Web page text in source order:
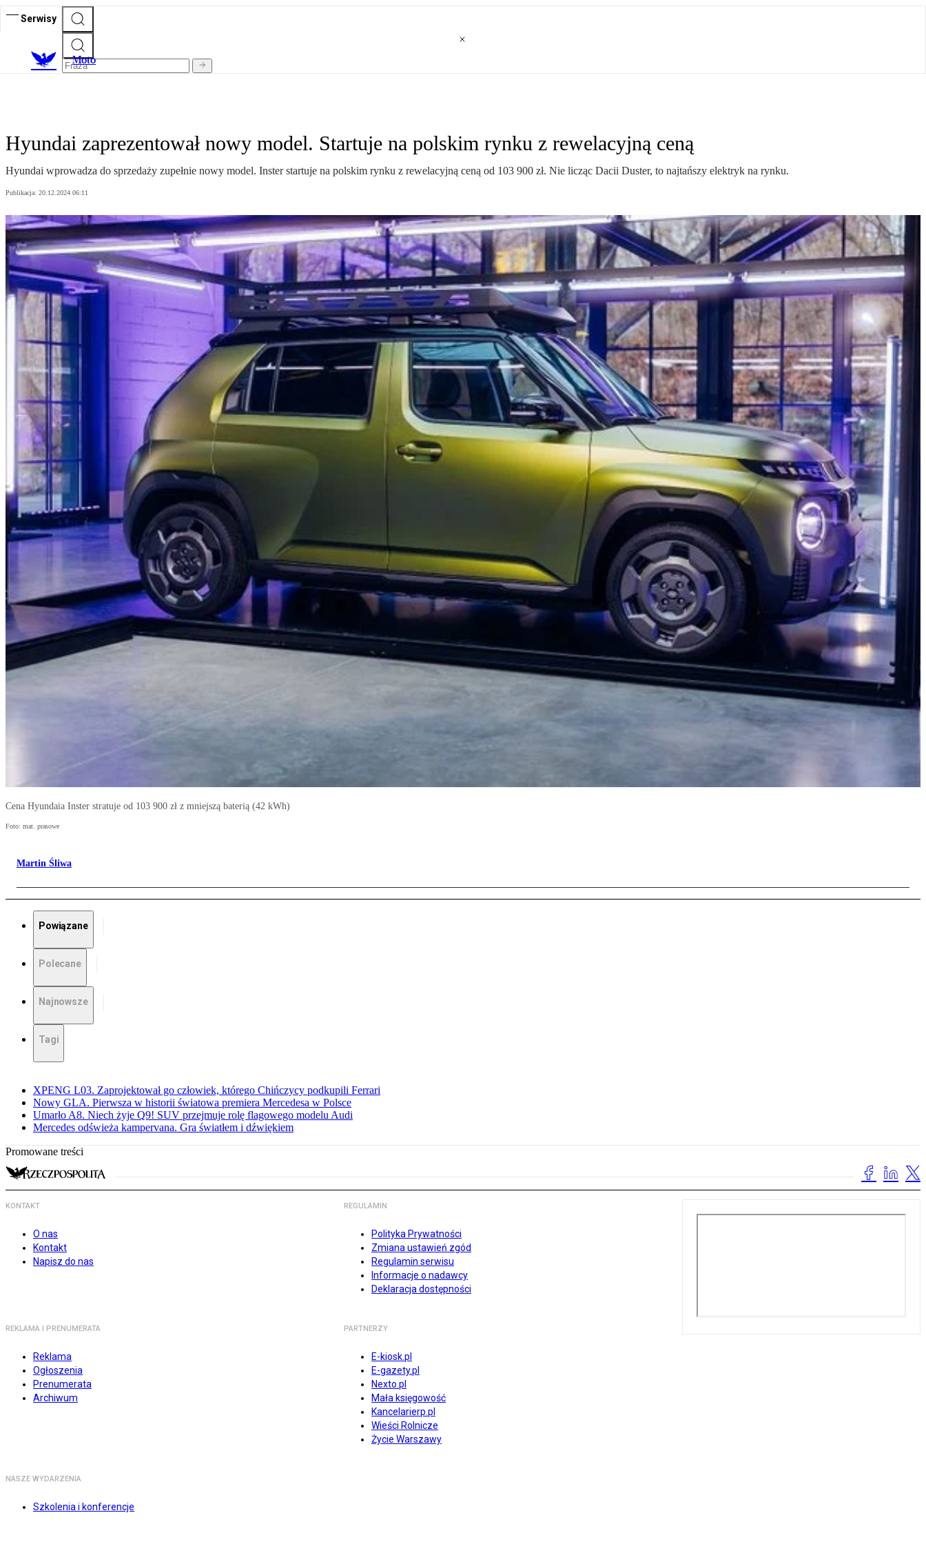
Serwisy
Moto
Hyundai zaprezentował nowy model. Startuje na polskim rynku z rewelacyjną ceną
Hyundai wprowadza do sprzedaży zupełnie nowy model. Inster startuje na polskim rynku z rewelacyjną ceną od 103 900 zł. Nie licząc Dacii Duster, to najtańszy elektryk na rynku.
Publikacja: 20.12.2024 06:11
Cena Hyundaia Inster stratuje od 103 900 zł z mniejszą baterią (42 kWh)
Foto: mat. prasowe
Martin Śliwa
Powiązane
Polecane
Najnowsze
Tagi
XPENG L03. Zaprojektował go człowiek, którego Chińczycy podkupili Ferrari
Nowy GLA. Pierwsza w historii światowa premiera Mercedesa w Polsce
Umarło A8. Niech żyje Q9! SUV przejmuje rolę flagowego modelu Audi
Mercedes odświeża kampervana. Gra światłem i dźwiękiem
Promowane treści
KONTAKT
O nas
Kontakt
Napisz do nas
REGULAMIN
Polityka Prywatności
Zmiana ustawień zgód
Regulamin serwisu
Informacje o nadawcy
Deklaracja dostępności
REKLAMA I PRENUMERATA
Reklama
Ogłoszenia
Prenumerata
Archiwum
PARTNERZY
E-kiosk.pl
E-gazety.pl
Nexto.pl
Mała księgowość
Kancelarierp.pl
Wieści Rolnicze
Życie Warszawy
NASZE WYDARZENIA
Szkolenia i konferencje